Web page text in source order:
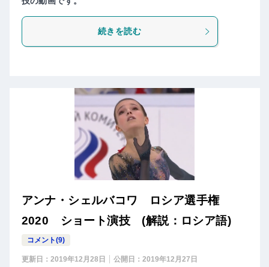
続きを読む
アンナ・シェルバコワ ロシア選手権
2020 ショート演技 (解説：ロシア語)
コメント(9)
更新日： 2019年12月28日 公開日： 2019年12月27日